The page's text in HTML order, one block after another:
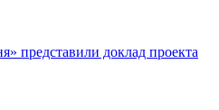
представили доклад проекта